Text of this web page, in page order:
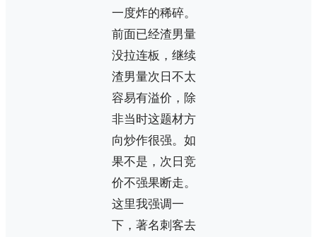
一度炸的稀碎。
前面已经渣男量
没拉连板，继续
渣男量次日不太
容易有溢价，除
非当时这题材方
向炒作很强。如
果不是，次日竞
价不强果断走。
这里我强调一
下，著名刺客去